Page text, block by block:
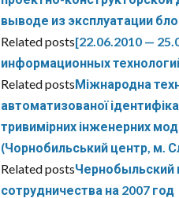
выводе из эксплуатации
Related posts[22.06.2010 —
информационных
Related postsМіжнародна
автоматизованої
тривимірних інженерних
(Чорнобильський центр, м.
Related postsЧернобыльский
сотрудничества на 2007 год